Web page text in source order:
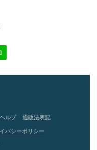
ルプ 通販法表記
バシーポリシー